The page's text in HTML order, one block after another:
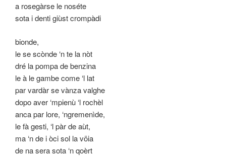
a rosegàrse le noséte
sota i denti giùst crompàdi
bionde,
le se scònde ‘n te la nòt
dré la pompa de benzina
le à le gambe come ‘l lat
par vardàr se vànza valghe
dopo aver ‘mpienù ‘l rochèl
anca par lore, ‘ngremenìde,
le fà gesti, ‘l pàr de aùt,
ma ‘n de i òci sol la vöia
de na sera sota ‘n qoèrt